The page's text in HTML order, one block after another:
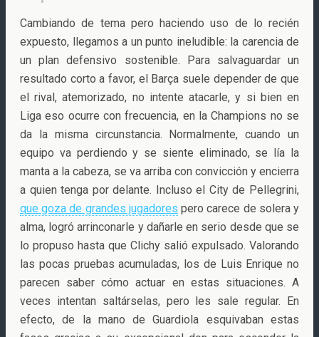
Cambiando de tema pero haciendo uso de lo recién
expuesto, llegamos a un punto ineludible: la carencia de
un plan defensivo sostenible. Para salvaguardar un
resultado corto a favor, el Barça suele depender de que
el rival, atemorizado, no intente atacarle, y si bien en
Liga eso ocurre con frecuencia, en la Champions no se
da la misma circunstancia. Normalmente, cuando un
equipo va perdiendo y se siente eliminado, se lía la
manta a la cabeza, se va arriba con convicción y encierra
a quien tenga por delante. Incluso el City de Pellegrini,
que goza de grandes jugadores pero carece de solera y
alma, logró arrinconarle y dañarle en serio desde que se
lo propuso hasta que Clichy salió expulsado. Valorando
las pocas pruebas acumuladas, los de Luis Enrique no
parecen saber cómo actuar en estas situaciones. A
veces intentan saltárselas, pero les sale regular. En
efecto, de la mano de Guardiola esquivaban estas